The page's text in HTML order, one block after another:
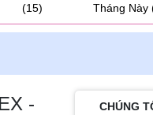
(15)
Tháng Này
-
CHÚNG